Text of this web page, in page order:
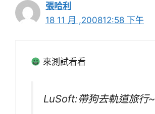
張哈利
18 11 月 ,200812:58 下午
來測試看看
LuSoft:帶狗去軌道旅行~